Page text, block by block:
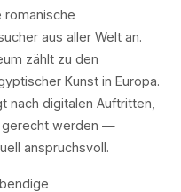
romanische
aus aller Welt an.
zählt zu den
Kunst in Europa.
nach digitalen Auftritten,
gerecht werden —
anspruchsvoll.